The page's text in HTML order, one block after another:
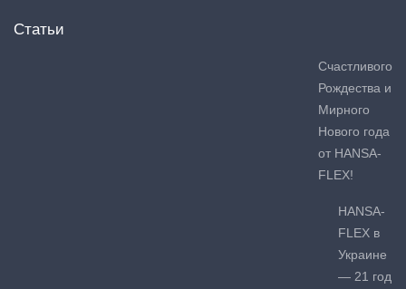
Статьи
Счастливого
Рождества и
Мирного
Нового года
от HANSA-
FLEX!
HANSA-
FLEX в
Украине
— 21 год